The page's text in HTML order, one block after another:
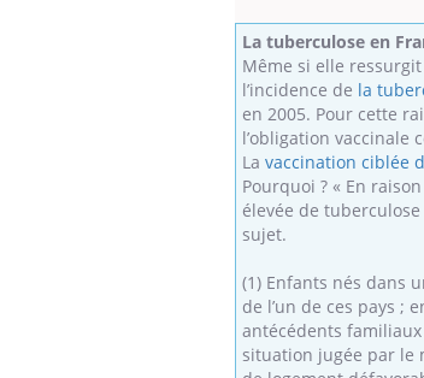
La tuberculose en
Même si elle
l’incidence de la
en 2005. Pour cette
l’obligation vaccinale
La vaccination ciblée
Pourquoi ? « En
élevée de
sujet.
(1) Enfants nés dans
de l’un de ces pays ;
antécédents
situation jugée par le
Diabète & Ramadan 2026